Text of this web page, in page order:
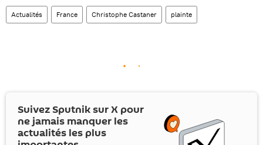
Actualités France Christophe Castaner plainte
Suivez Sputnik surX pour
ne jamais manquer les
actualités les plus